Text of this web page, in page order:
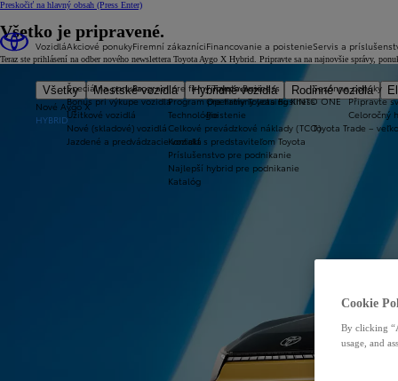
Preskočiť na hlavný obsah (Press Enter)
Vozidlá
Všetky Mestské vozidlá Hybridné vozidlá Rodinné vozidlá
Nové Aygo X
HYBRID
Akciové ponuky
Špeciálna ponuka
Bonus pri výkupe vozidla
Úžitkové vozidlá
Nové (skladové) vozidlá
Jazdené a predvádzacie vozidlá
Firemní zákazníci
Program pre firmy Toyota Business
Program pre firmy Toyota Business
Technológie
Celkové prevádzkové náklady (TCO)
Kontakt s predstaviteľom Toyota
Príslušenstvo pre podnikanie
Najlepší hybrid pre podnikanie
Katalóg
Financovanie a poistenie
Financovanie
Operatívny leasing KINTO ONE
Poistenie
Servis a
Sezónne ponuky
Připravte
Celoročný
Toyota Trade –
Všetko je pripravené.
Teraz ste prihlásení na odber nového newslettera Toyota Aygo X Hybrid. Pripravte sa na najnovšie správy,
Cookie
By clicking
usage, and